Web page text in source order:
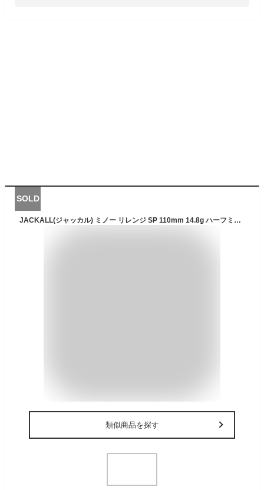
SOLD
JACKALL(ジャッカル) ミノー リレンジ SP 110mm 14.8g ハーフミラーワカサギ ルアー
類似商品を探す